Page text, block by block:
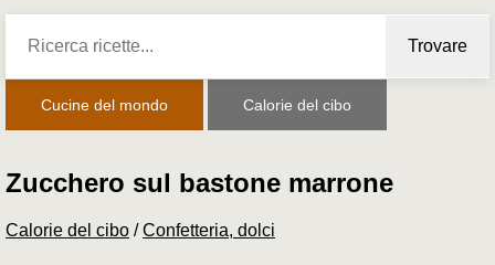
Trovare
Cucine del mondo Calorie del cibo
Zucchero sul bastone marrone
Calorie del cibo /Confetteria, dolci